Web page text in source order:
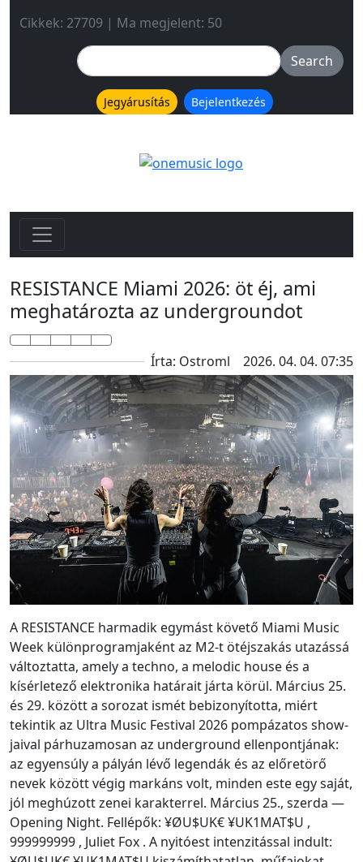
Cikkek: 27709 | Ma megjelent: 50
Jegyárusítás Bejelentkezés
RESISTANCE Miami 2026: öt éj, ami
meghatározta az undergroundot
Írta: Ostroml 2026. 04. 04. 07:35
A RESISTANCE harmadik egymást követő Miami Music
Week különprogramjaként az M2-t ötéjszakás utazássá
változtatta, amely a techno, a melodic house és a
kísérletező elektronika határait járta körül. Március 25.
és 29. között a sorozat ismét bebizonyította, miért
tekintik az Ultra Music Festival 2026 pompázatos show-
jaival párhuzamosan az underground ellenpontjának:
az egyensúly a pályán lévő legendák és az előretörő
nevek között végig markáns volt, minden este egy saját,
jól meghúzott zenei karakterrel. Március 25., szerda —
Opening Night. Fellépők: ¥ØU$UK€ ¥UK1MAT$U ,
999999999 , Juliet Fox . A nyitóest intenzitással indult: